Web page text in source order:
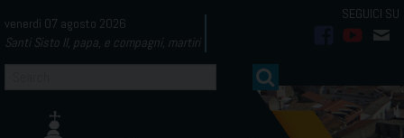
to
content
venerdì 07 agosto 2026
Santi Sisto II, papa, e compagni, martiri